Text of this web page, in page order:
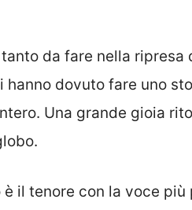
tanto da fare nella ripresa
dovuto fare uno
Una grande gioia
il tenore con la voce più